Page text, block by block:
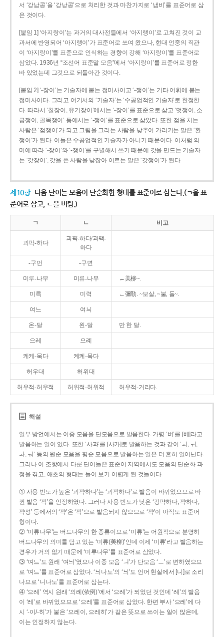
서 ‘강남콩’을 ‘강낭콩’으로 처리한 것과 마찬가지로 ‘냄비’를 표준어로 삼
은 것이다.
[붙임 1] ‘아지랑이’는 과거의 대사전들에서 ‘아지랭이’로 고쳐진 것이 교
과서에 반영되어 ‘아지랭이’가 표준어로 쓰여 왔으나, 현대 언중의 직관
이 ‘아지랑이’를 표준으로 인식하는 경향이 강해 ‘아지랑이’를 표준어로
삼았다. 1936년 “조선어 표준말 모음”에서 ‘아지랑이’를 표준어로 정한
바 있었는데 그것으로 되돌아간 것이다.
[붙임 2] ‘-장이’는 기술자에 붙는 접미사이고 ‘-쟁이’는 기타 어휘에 붙는
접미사이다. 그리고 여기서의 ‘기술자’는 ‘수공업적인 기술자’로 한정한
다. 따라서 ‘칠장이, 유기장이’에서는 ‘-장이’를 표준으로 삼고 ‘멋쟁이, 소
금쟁이, 골목쟁이’ 등에서는 ‘-쟁이’를 표준으로 삼았다. 또한 점을 치는
사람은 ‘점쟁이’가 되고 그림을 그리는 사람을 낮추어 가리키는 말은 ‘환
쟁이’가 된다. 이들은 수공업적인 기술자가 아니기 때문이다. 이처럼 의
미에 따라 ‘-장이’와 ‘-쟁이’를 구별해서 쓰기 때문에 갓을 만드는 기술자
는 ‘갓장이’, 갓을 쓴 사람을 낮잡아 이르는 말은 ‘갓쟁이’가 된다.
제10항 다음 단어는 모음이 단순화한 형태를 표준어로 삼는다.(ㄱ을 표
준어로 삼고, ㄴ을 버림.)
ㄱ ㄴ 비고
괴팍-하다
괴퍅-하다/괴팩-
하다
-구먼 -구면
미루-나무 미류-나무 ←美柳~.
미륵 미력 ←彌勒. ~보살, ~불, 돌~.
여느 여늬
온-달 왼-달 만 한 달.
으레 으례
케케-묵다 켸켸-묵다
허우대 허위대
허우적-허우적 허위적-허위적 허우적-거리다.
해설
일부 방언에서는 이중 모음을 단모음으로 발음한다. 가령 ‘벼’를 [베]라고
발음하는 일이 있다. 또한 ‘사과’를 [사가]로 발음하는 것과 같이 ‘ㅚ, ㅟ,
ㅘ, ㅝ’ 등의 원순 모음을 평순 모음으로 발음하는 일은 더 흔히 일어난다.
그러나 이 조항에서 다룬 단어들은 표준어 지역에서도 모음의 단순화 과
정을 겪고, 애초의 형태는 들어 보기 어렵게 된 것들이다.
① 사용 빈도가 높은 ‘괴퍅하다’는 ‘괴팍하다’로 발음이 바뀌었으므로 바
뀐 발음 ‘팍’을 인정하였다. 그러나 사용 빈도가 낮은 ‘강퍅하다, 퍅하다,
퍅성’ 등에서의 ‘퍅’은 ‘팍’으로 발음되지 않으므로 ‘퍅’이 아직도 표준어
형이다.
② ‘미류나무’는 버드나무의 한 종류이므로 ‘미류’는 어원적으로 분명히
버드나무의 의미를 담고 있는 ‘미류(美柳)’인데 이제 ‘미류’라고 발음하는
경우가 거의 없기 때문에 ‘미루나무’를 표준어로 삼았다.
③ ‘여느’도 원래 ‘여늬’였으나 이중 모음 ‘ㅢ’가 단모음 ‘ㅡ’로 변하였으므
로 ‘여느’를 표준어로 삼았다. ‘늬나노’의 ‘늬’도 언어 현실에서 [니]로 소리
나므로 ‘니나노’를 표준어로 삼는다.
④ ‘으례’ 역시 원래 ‘의례(依例)’에서 ‘으례’가 되었던 것인데 ‘례’의 발음
이 ‘레’로 바뀌었으므로 ‘으레’를 표준어로 삼았다. 한편 부사 ‘으레’에 다
시 ‘-이/-히’가 붙은 ‘으레이, 으레히’가 같은 뜻으로 쓰이는 일이 많은데,
이는 인정하지 않는다.